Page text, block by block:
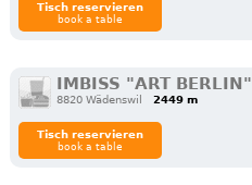
Tisch reservieren
book a table
IMBISS "ART BERLIN"
8820 Wädenswil 2449 m
Tisch reservieren
book a table